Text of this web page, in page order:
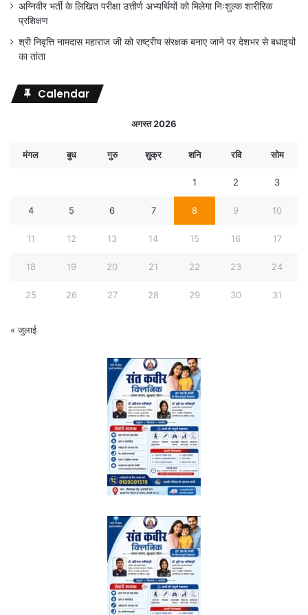
अग्निवीर भर्ती के लिखित परीक्षा उत्तीर्ण अभ्यर्थियों को मिलेगा निःशुल्क शारीरिक
प्रशिक्षण
श्री निवृत्ति नामदास महाराज जी को राष्ट्रीय संरक्षक बनाए जाने पर देशभर से बधाइयों
का तांता
Calendar
अगस्त 2026
मंगल बुध गुरु शुक्र शनि रवि सोम
1 2 3
4 5 6 7 8 9 10
11 12 13 14 15 16 17
18 19 20 21 22 23 24
25 26 27 28 29 30 31
« जुलाई